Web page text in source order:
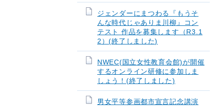
ジェンダーにまつわる『もうそ
んな時代じゃありま川柳』コン
テスト 作品を募集します（R3.1
2）(終了しました)
NWEC(国立女性教育会館)が開催
するオンライン研修に参加しま
しょう！(終了しました)
男女平等参画都市宣言記念講演